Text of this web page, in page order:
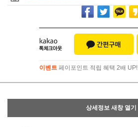
이벤트 페이포인트 적립 혜택 2배 UP!
이벤트페이포인트 적립 혜택 2배 UP!
상세정보 새창 열기